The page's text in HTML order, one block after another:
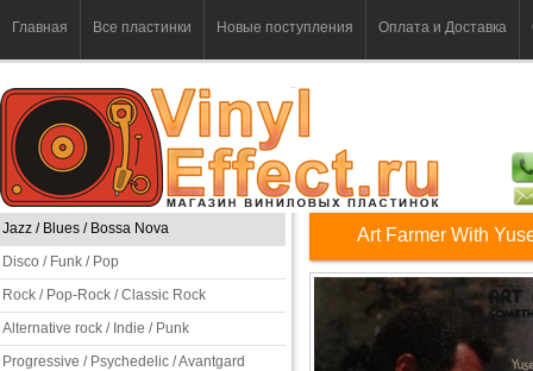
Главная Все пластинки Новые поступления Оплата и Доставка
Jazz / Blues / Bossa Nova
Disco / Funk / Pop
Rock / Pop-Rock / Classic Rock
Alternative rock / Indie / Punk
Progressive / Psychedelic / Avantgard
Art Farmer With